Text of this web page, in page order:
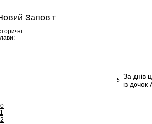
Заповіт
5 За днів
із